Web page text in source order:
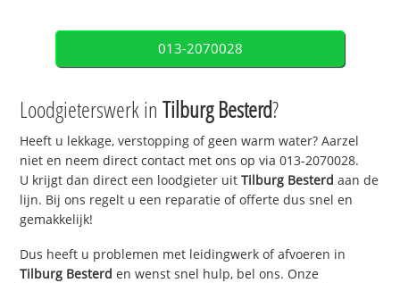
013-2070028
Loodgieterswerk inTilburg Besterd?
Heeft u lekkage, verstopping of geen warm water? Aarzel
niet en neem direct contact met ons op via 013-2070028.
U krijgt dan direct een loodgieter uitTilburg Besterd aan de
lijn. Bij ons regelt u een reparatie of offerte dus snel en
gemakkelijk!
Dus heeft u problemen met leidingwerk of afvoeren in
Tilburg Besterd en wenst snel hulp, bel ons. Onze